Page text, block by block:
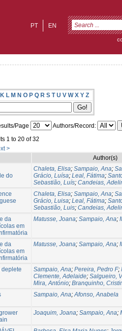
EN
PT
K L M N O P Q R S T U V W X Y Z
Page
Authors/Record:
1 to 20 of 32
>
Author(s)
do
Chaleta, Elisa; Sampaio, Ana;
Grácio, Luísa; Leal, Fátima;
Sebastião, Luís; Candeias,
Chaleta, Elisa; Sampaio, Ana;
Grácio, Luisa; Leal, Fátima;
Sebastião, Luis; Candeias,
da
em
Matusse, Joana; Sampaio, Ana;
da
em
Matusse, Joana; Sampaio, Ana;
deplete
Sampaio, Ana; Pereira, Pedro F;
Clemente, Adelaide; Salgueiro,
Mira, António; Branquinho,
Sampaio, Ana;Afonso, Anabela
Joaquim, Joana; Sampaio, Ana;